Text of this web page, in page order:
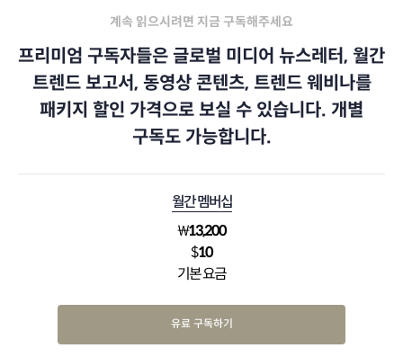
계속 읽으시려면 지금 구독해주세요
프리미엄 구독자들은 글로벌 미디어 뉴스레터, 월간
트렌드 보고서, 동영상 콘텐츠, 트렌드 웨비나를
패키지 할인 가격으로 보실 수 있습니다. 개별
구독도 가능합니다.
월간 멤버십
₩13,200
$10
기본 요금
유료 구독하기